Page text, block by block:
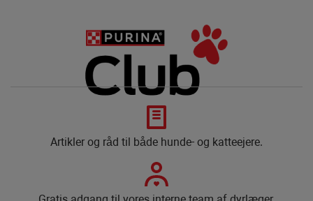
Artikler og råd til både hunde- og katteejere.